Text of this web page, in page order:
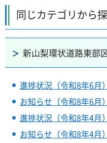
同じカテゴリから
新山梨環状道路東部
進捗状況（令和8年6月）
お知らせ（令和8年6月）
進捗状況（令和8年4月）
お知らせ（令和8年4月）